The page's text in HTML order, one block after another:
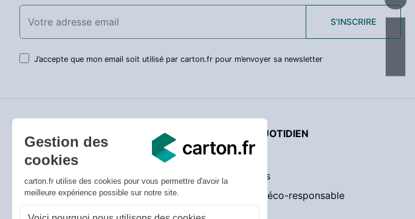
S'INSCRIRE
J’accepte que mon email soit utilisé par carton.fr pour m’envoyer sa newsletter
Livraison
Prix bas garantis
Conseils utiles
Guide de choix des cartons
NOTRE QUOTIDIEN
Actualités
Promotions
Entreprise éco-responsable